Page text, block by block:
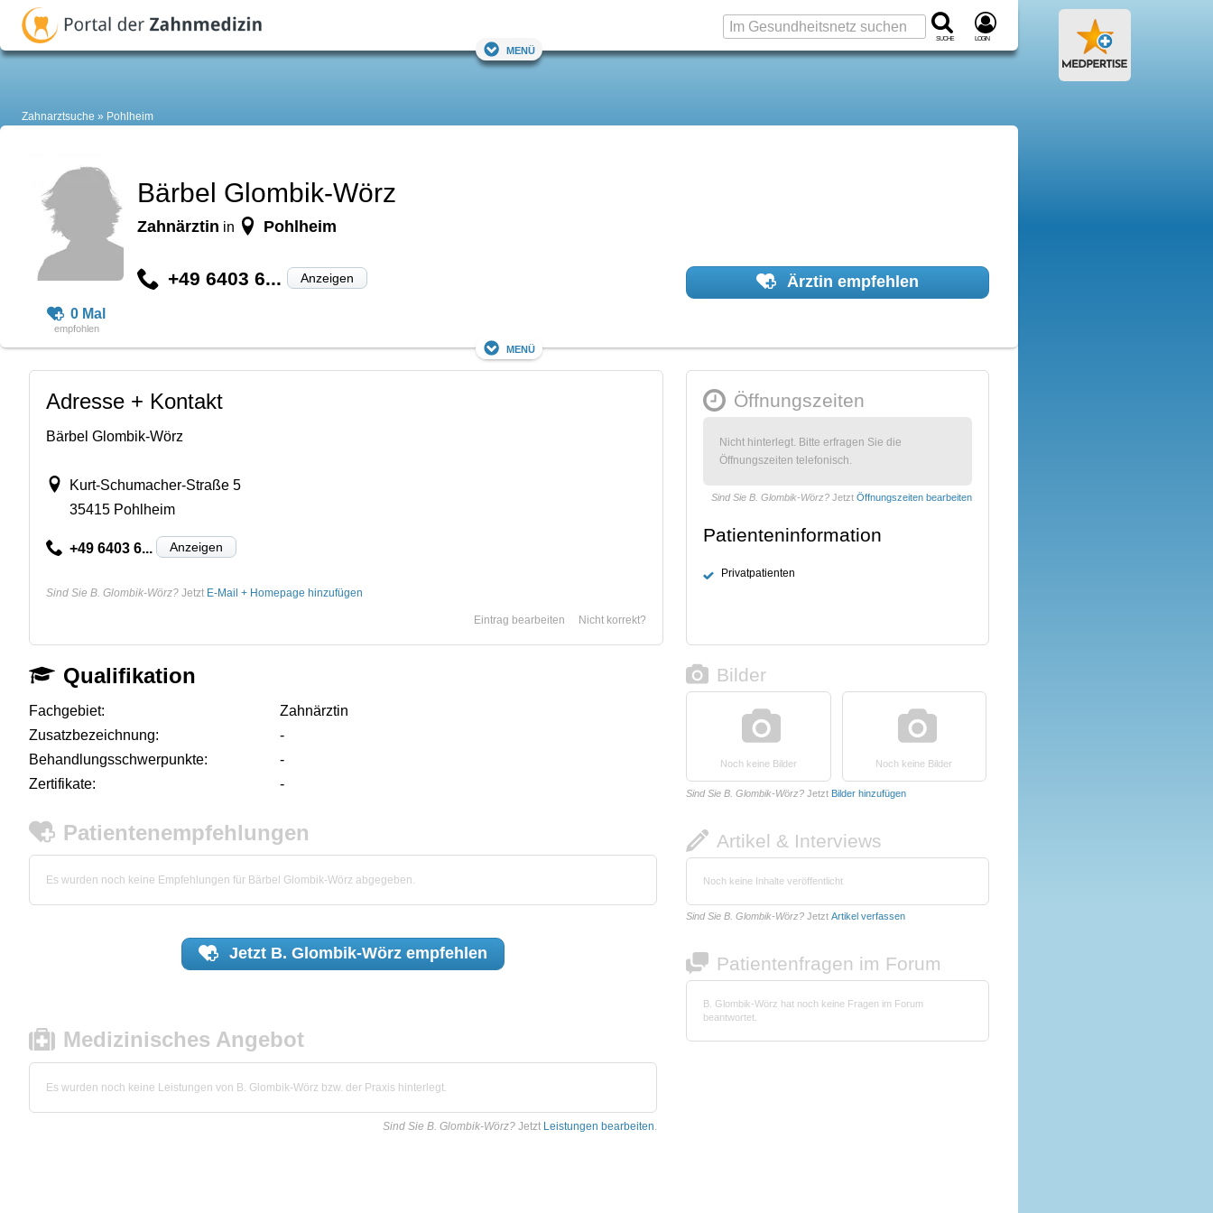
Suche Login
Menü
Zahnarztsuche Pohlheim
0 Mal
Bärbel Glombik-Wörz
Zahnärztin in Pohlheim
+49 6403 6... Anzeigen Ärztin empfehlen
Menü
Adresse + Kontakt
Bärbel Glombik-Wörz
Kurt-Schumacher-Straße 5
35415 Pohlheim
+49 6403 6... Anzeigen
Sind Sie B. Glombik-Wörz? Jetzt E-Mail + Homepage hinzufügen
Nicht korrekt?
Eintrag bearbeiten
Öffnungszeiten
Nicht hinterlegt. Bitte erfragen Sie die
Öffnungszeiten telefonisch.
Sind Sie B. Glombik-Wörz? Jetzt Öffnungszeiten bearbeiten
Patienteninformation
Privatpatienten
Qualifikation
Fachgebiet:
Zahnärztin
Zusatzbezeichnung:
-
Behandlungsschwerpunkte:
-
Zertifikate:
-
Patientenempfehlungen
Es wurden noch keine Empfehlungen für Bärbel Glombik-Wörz abgegeben.
Jetzt B. Glombik-Wörzempfehlen
Medizinisches Angebot
Es wurden noch keine Leistungen von B. Glombik-Wörz bzw. der Praxis hinterlegt.
Sind Sie B. Glombik-Wörz? Jetzt Leistungen bearbeiten.
Bilder
Noch keine Bilder Noch keine Bilder
Sind Sie B. Glombik-Wörz? Jetzt Bilder hinzufügen
Artikel & Interviews
Noch keine Inhalte veröffentlicht
Sind Sie B. Glombik-Wörz? Jetzt Artikel verfassen
Patientenfragen im Forum
B. Glombik-Wörz hat noch keine Fragen im Forum
beantwortet.